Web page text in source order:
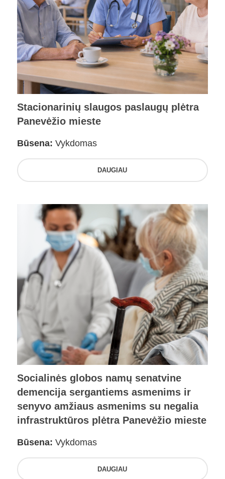
Stacionarinių slaugos paslaugų plėtra
Panevėžio mieste
Būsena: Vykdomas
DAUGIAU
Socialinės globos namų senatvine
demencija sergantiems asmenims ir
senyvo amžiaus asmenims su negalia
infrastruktūros plėtra Panevėžio mieste
Būsena: Vykdomas
DAUGIAU